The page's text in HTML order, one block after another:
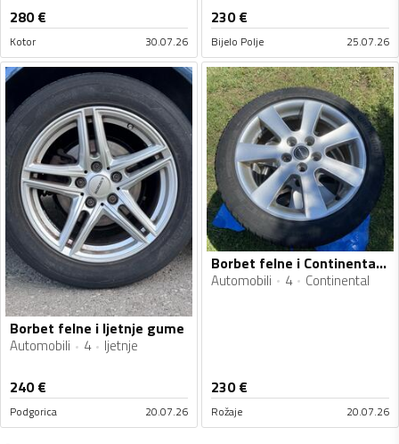
280€
Kotor 30.07.26
230€
Bijelo Polje 25.07.26
Borbet felne i ljetnje gume
Automobili 4 ljetnje
240€
Podgorica 20.07.26
Borbet felne i Continental gume
Automobili 4 Continental
230€
Rožaje 20.07.26